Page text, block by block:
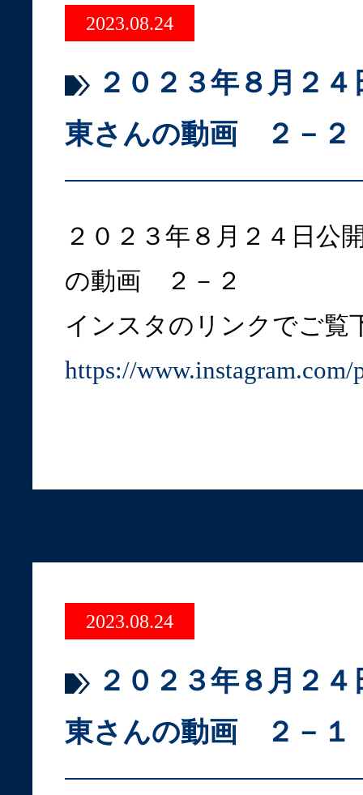
2023.08.24
２０２３年８月２
東さんの動画 ２－２
２０２３年８月２４日
の動画 ２－２
インスタのリンクでご覧
https://
2023.08.24
２０２３年８月２
東さんの動画 ２－１